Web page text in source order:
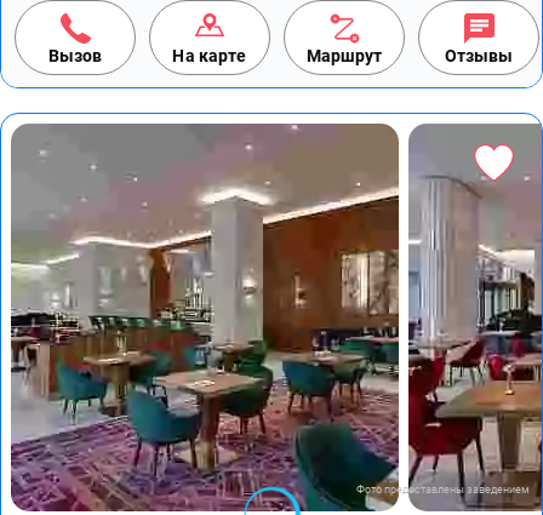
Вызов На карте Маршрут Отзывы
Фото предоставлены заведением